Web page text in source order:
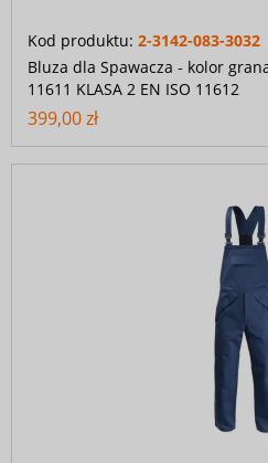
Kod produktu: 2-3142-083-3032
Bluza dla Spawacza - kolor
11611 KLASA 2 EN ISO 11612
399,00 zł